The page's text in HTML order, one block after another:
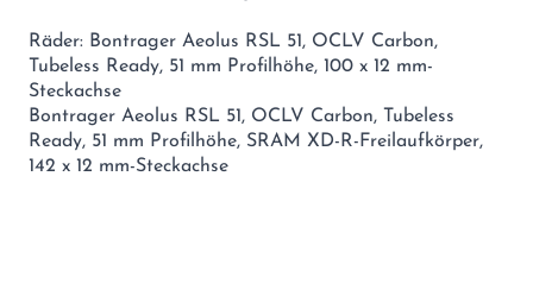
Räder: Bontrager Aeolus RSL 51, OCLV Carbon,
Tubeless Ready, 51 mm Profilhöhe, 100 x 12 mm-
Steckachse
Bontrager Aeolus RSL 51, OCLV Carbon, Tubeless
Ready, 51 mm Profilhöhe, SRAM XD-R-Freilaufkörper,
142 x 12 mm-Steckachse